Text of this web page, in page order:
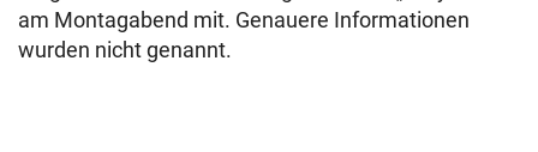
am Montagabend mit. Genauere Informationen
wurden nicht genannt.